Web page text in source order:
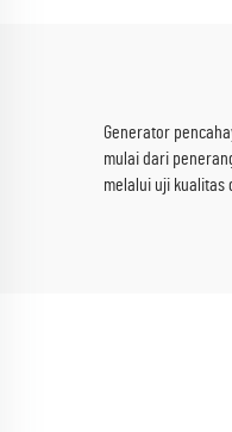
Generator
mulai dari
melalui uji kualitas